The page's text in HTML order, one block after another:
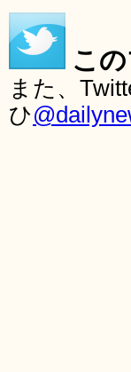
こ
また、
ひ